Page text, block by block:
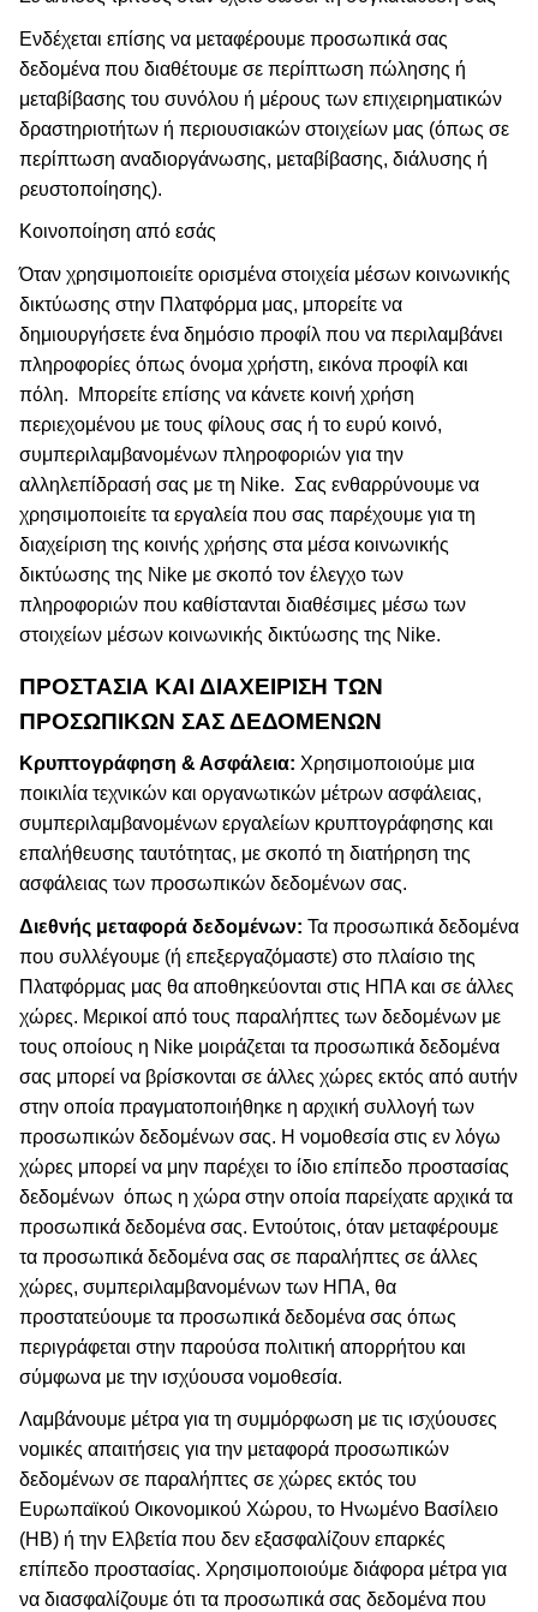
Ενδέχεται επίσης να μεταφέρουμε προσωπικά σας
δεδομένα που διαθέτουμε σε περίπτωση πώλησης ή
μεταβίβασης του συνόλου ή μέρους των επιχειρηματικών
δραστηριοτήτων ή περιουσιακών στοιχείων μας (όπως σε
περίπτωση αναδιοργάνωσης, μεταβίβασης, διάλυσης ή
ρευστοποίησης).
Κοινοποίηση από εσάς
Όταν χρησιμοποιείτε ορισμένα στοιχεία μέσων κοινωνικής
δικτύωσης στην Πλατφόρμα μας, μπορείτε να
δημιουργήσετε ένα δημόσιο προφίλ που να περιλαμβάνει
πληροφορίες όπως όνομα χρήστη, εικόνα προφίλ και
πόλη.
Μπορείτε επίσης να κάνετε κοινή χρήση
περιεχομένου με τους φίλους σας ή το ευρύ κοινό,
συμπεριλαμβανομένων πληροφοριών για την
αλληλεπίδρασή σας με τη Nike. Σας ενθαρρύνουμε να
χρησιμοποιείτε τα εργαλεία που σας παρέχουμε για τη
διαχείριση της κοινής χρήσης στα μέσα κοινωνικής
δικτύωσης της Nike με σκοπό τον έλεγχο των
πληροφοριών που καθίστανται διαθέσιμες μέσω των
στοιχείων μέσων κοινωνικής δικτύωσης της Nike.
ΠΡΟΣΤΑΣΙΑ ΚΑΙ ΔΙΑΧΕΙΡΙΣΗ ΤΩΝ
ΠΡΟΣΩΠΙΚΏΝ ΣΑΣ ΔΕΔΟΜΈΝΩΝ
Κρυπτογράφηση & Ασφάλεια: Χρησιμοποιούμε μια
ποικιλία τεχνικών και οργανωτικών μέτρων ασφάλειας,
συμπεριλαμβανομένων εργαλείων κρυπτογράφησης και
επαλήθευσης ταυτότητας, με σκοπό τη διατήρηση της
ασφάλειας των προσωπικών δεδομένων σας.
Διεθνής μεταφορά δεδομένων: Τα προσωπικά δεδομένα
που συλλέγουμε (ή επεξεργαζόμαστε) στο πλαίσιο της
Πλατφόρμας μας θα αποθηκεύονται στις ΗΠΑ και σε άλλες
χώρες. Μερικοί από τους παραλήπτες των δεδομένων με
τους οποίους η Nike μοιράζεται τα προσωπικά δεδομένα
σας μπορεί να βρίσκονται σε άλλες χώρες εκτός από αυτήν
στην οποία πραγματοποιήθηκε η αρχική συλλογή των
προσωπικών δεδομένων σας. Η νομοθεσία στις εν λόγω
χώρες μπορεί να μην παρέχει το ίδιο επίπεδο προστασίας
δεδομένων όπως η χώρα στην οποία παρείχατε αρχικά τα
προσωπικά δεδομένα σας. Εντούτοις, όταν μεταφέρουμε
τα προσωπικά δεδομένα σας σε παραλήπτες σε άλλες
χώρες, συμπεριλαμβανομένων των ΗΠΑ, θα
προστατεύουμε τα προσωπικά δεδομένα σας όπως
περιγράφεται στην παρούσα πολιτική απορρήτου και
σύμφωνα με την ισχύουσα νομοθεσία.
Λαμβάνουμε μέτρα για τη συμμόρφωση με τις ισχύουσες
νομικές απαιτήσεις για την μεταφορά προσωπικών
δεδομένων σε παραλήπτες σε χώρες εκτός του
Ευρωπαϊκού Οικονομικού Χώρου, το Ηνωμένο Βασίλειο
(ΗΒ) ή την Ελβετία που δεν εξασφαλίζουν επαρκές
επίπεδο προστασίας. Χρησιμοποιούμε διάφορα μέτρα για
να διασφαλίζουμε ότι τα προσωπικά σας δεδομένα που